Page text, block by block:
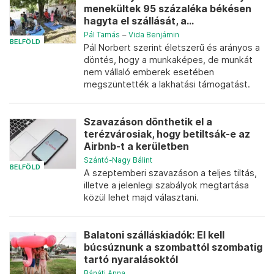
BELFÖLD
menekültek 95 százaléka békésen
hagyta el szállását, a...
Pál Tamás – Vida Benjámin
Pál Norbert szerint életszerű és arányos a
döntés, hogy a munkaképes, de munkát
nem vállaló emberek esetében
megszüntették a lakhatási támogatást.
BELFÖLD
Szavazáson dönthetik el a
terézvárosiak, hogy betiltsák-e az
Airbnb-t a kerületben
Szántó-Nagy Bálint
A szeptemberi szavazáson a teljes tiltás,
illetve a jelenlegi szabályok megtartása
közül lehet majd választani.
Balatoni szálláskiadók: El kell
búcsúznunk a szombattól szombatig
tartó nyaralásoktól